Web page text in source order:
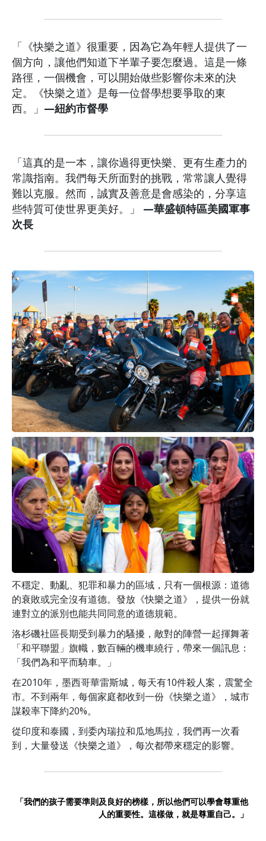
「《快樂之道》很重要，因為它為年輕人提供了一
個方向，讓他們知道下半輩子要怎麼過。這是一條
路徑，一個機會，可以開始做些影響你未來的決
定。《快樂之道》是每一位督學想要爭取的東
西。」 —紐約市督學
「這真的是一本，讓你過得更快樂、更有生產力的
常識指南。我們每天所面對的挑戰，常常讓人覺得
難以克服。然而，誠實及善意是會感染的，分享這
些特質可使世界更美好。」 —華盛頓特區美國軍事
次長
不穩定、動亂、犯罪和暴力的區域，只有一個根源：道德
的衰敗或完全沒有道德。發放《快樂之道》，提供一份就
連對立的派別也能共同同意的道德規範。
洛杉磯社區長期受到暴力的騷擾，敵對的陣營一起揮舞著
「和平聯盟」旗幟，數百輛的機車繞行，帶來一個訊息：
「我們為和平而騎車。」
在2010年，墨西哥華雷斯城，每天有10件殺人案，震驚全
市。不到兩年，每個家庭都收到一份《快樂之道》，城市
謀殺率下降約20%。
從印度和泰國，到委內瑞拉和瓜地馬拉，我們再一次看
到，大量發送《快樂之道》，每次都帶來穩定的影響。
「我們的孩子需要準則及良好的榜樣，所以他們可以學會尊重他
人的重要性。這樣做，就是尊重自己。」